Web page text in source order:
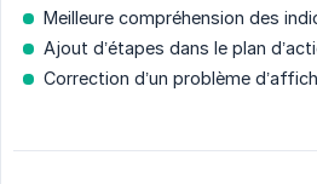
Meilleure compréhension des
Ajout d’étapes dans le plan
Correction d’un problème